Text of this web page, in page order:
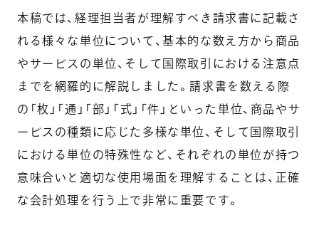
本稿では、経理担当者が理解すべき請求書に記載さ
れる様々な単位について、基本的な数え方から商品
やサービスの単位、そして国際取引における注意点
までを網羅的に解説しました。請求書を数える際
の「枚」「通」「部」「式」「件」といった単位、商品やサ
ービスの種類に応じた多様な単位、そして国際取引
における単位の特殊性など、それぞれの単位が持つ
意味合いと適切な使用場面を理解することは、正確
な会計処理を行う上で非常に重要です。